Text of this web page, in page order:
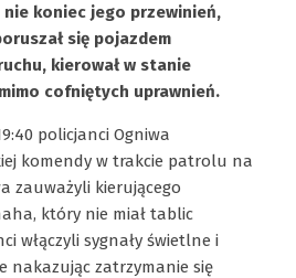
koniec jego przewinień,
się pojazdem
kierował w stanie
cofniętych uprawnień.
policjanci Ogniwa
komendy w trakcie patrolu na
zauważyli kierującego
który nie miał tablic
włączyli sygnały świetlne i
nakazując zatrzymanie się